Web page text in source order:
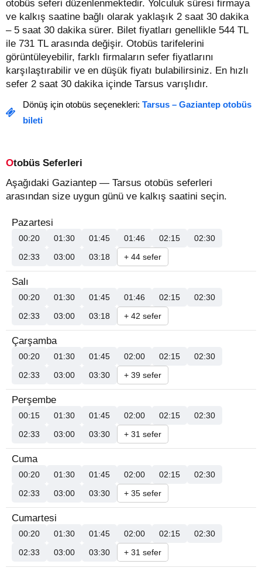
otobüs seferi düzenlenmektedir. Yolculuk süresi firmaya
ve kalkış saatine bağlı olarak yaklaşık 2 saat 30 dakika
– 5 saat 30 dakika sürer. Bilet fiyatları genellikle 544 TL
ile 731 TL arasında değişir. Otobüs tarifelerini
görüntüleyebilir, farklı firmaların sefer fiyatlarını
karşılaştırabilir ve en düşük fiyatı bulabilirsiniz. En hızlı
sefer 2 saat 30 dakika içinde Tarsus varışlıdır.
Dönüş için otobüs seçenekleri: Tarsus – Gaziantep otobüs
bileti
Otobüs Seferleri
Aşağıdaki Gaziantep — Tarsus otobüs seferleri
arasından size uygun günü ve kalkış saatini seçin.
Pazartesi
00:20 01:30 01:45 01:46 02:15
02:30
02:33
03:00 03:18 + 44 sefer
Salı
00:20 01:30 01:45 01:46 02:15
02:30
02:33
03:00 03:18 + 42 sefer
Çarşamba
00:20 01:30 01:45 02:00 02:15
02:30
02:33
03:00 03:30 + 39 sefer
Perşembe
00:15 01:30 01:45 02:00 02:15
02:30
02:33
03:00 03:30 + 31 sefer
Cuma
00:20 01:30 01:45 02:00 02:15
02:30
02:33
03:00 03:30 + 35 sefer
Cumartesi
00:20 01:30 01:45 02:00 02:15
02:30
02:33
03:00 03:30 + 31 sefer